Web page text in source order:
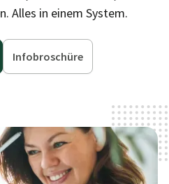
Alles in einem System.
Infobroschüre